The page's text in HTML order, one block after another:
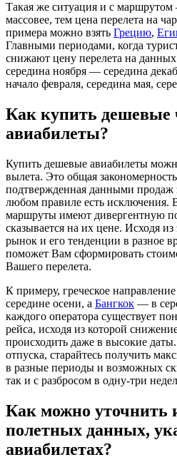
Такая же ситуация и с
массовее, тем цена перелета на
примера можно взять Грецию,
Главными периодами, когда
снижают цену перелета на
середина ноября — середина
начало февраля, середина мая,
Как купить дешевые
авиабилеты?
Купить дешевые авиабилеты
вылета. Это общая
подтвержденная данными продаж
любом правиле есть исключения.
маршруты имеют дивергентную
сказывается на их цене. Исходя
рынок и его тенденции в разное
поможет Вам сформировать
Вашего перелета.
К примеру, греческое
середине осени, а Бангкок — в
каждого оператора существует
рейса, исходя из которой
происходить даже в высокие
отпуска, старайтесь получить
в разные периоды и возможных
так и с разбросом в одну-три
Как можно уточнить
полетных данных,
авиабилетах?